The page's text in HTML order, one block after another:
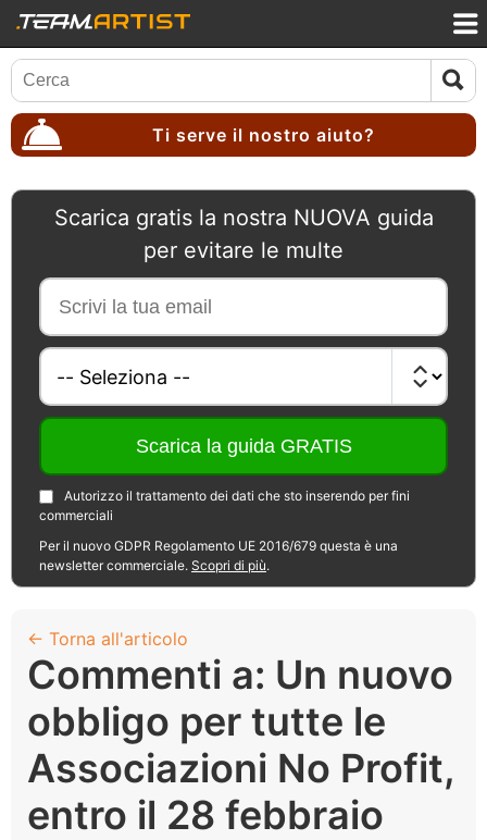
Ti serve il nostro aiuto?
Scarica gratis la nostra NUOVA guida
per evitare le multe
Autorizzo il trattamento dei dati che sto inserendo per fini
commerciali
Per il nuovo GDPR Regolamento UE 2016/679 questa è una
newsletter commerciale. Scopri di più.
← Torna all'articolo
Commenti a: Un nuovo
obbligo per tutte le
Associazioni No Profit,
entro il 28 febbraio